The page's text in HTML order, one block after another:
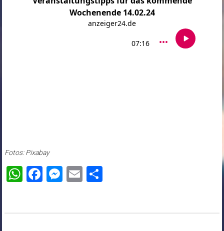
Fotos: Pixabay
WhatsApp
Facebook
Messenger
EmailTeilen